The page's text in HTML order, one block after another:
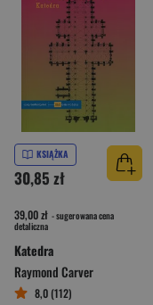
KSIĄŻKA
30,85 zł
39,00 zł - sugerowana cena
detaliczna
Katedra
Raymond Carver
8,0 (112)